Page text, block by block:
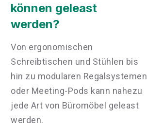
können geleast
werden?
Von ergonomischen
Schreibtischen und Stühlen bis
hin zu modularen Regalsystemen
oder Meeting-Pods kann nahezu
jede Art von Büromöbel geleast
werden.